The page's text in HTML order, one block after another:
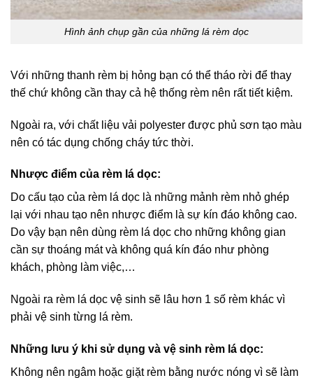
Hình ảnh chụp gần của những lá rèm dọc
Với những thanh rèm bị hỏng bạn có thể tháo rời để thay
thế chứ không cần thay cả hệ thống rèm nên rất tiết kiệm.
Ngoài ra, với chất liệu vải polyester được phủ sơn tạo màu
nên có tác dụng chống cháy tức thời.
Nhược điểm của rèm lá dọc:
Do cấu tạo của rèm lá dọc là những mảnh rèm nhỏ ghép
lại với nhau tạo nên nhược điểm là sự kín đáo không cao.
Do vậy bạn nên dùng rèm lá dọc cho những không gian
cần sự thoáng mát và không quá kín đáo như phòng
khách, phòng làm việc,…
Ngoài ra rèm lá dọc vệ sinh sẽ lâu hơn 1 số rèm khác vì
phải vệ sinh từng lá rèm.
Những lưu ý khi sử dụng và vệ sinh rèm lá dọc:
Không nên ngâm hoặc giặt rèm bằng nước nóng vì sẽ làm